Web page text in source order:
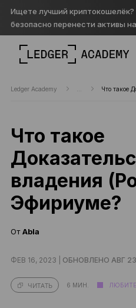
Ищете лучший
безопасно перенести активы
Ledger Academy
Что такое
владения
Эфириуме?
ОтAbla
ФЕВ 16, 2023 | ОБНОВЛЕНО АВГ
ЧИТАТЬ 6 МИН.